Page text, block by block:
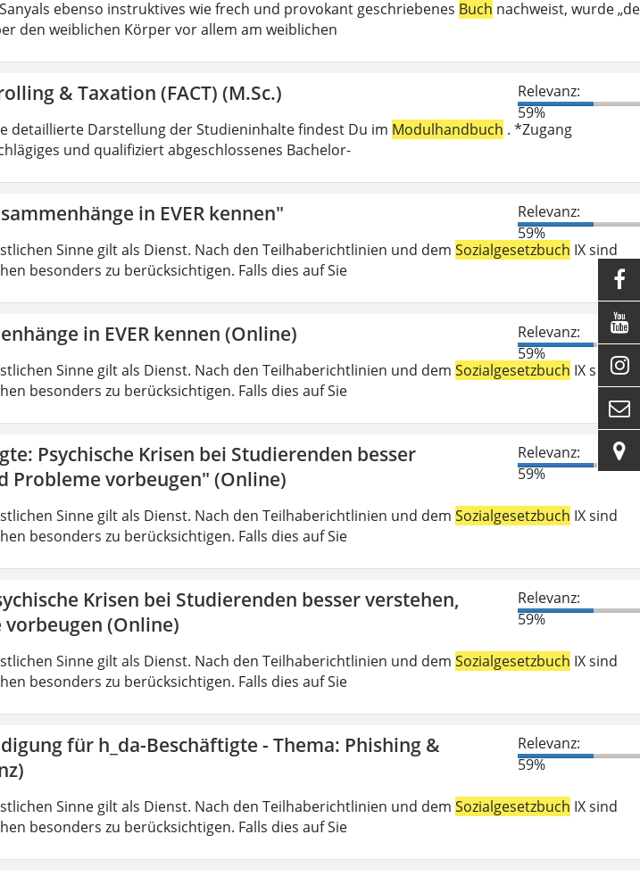
ebenso instruktives wie frech und provokant geschriebenes Buch nachweist, wurde
den weiblichen Körper vor allem am weiblichen
& Taxation (FACT) (M.Sc.)
Relevanz:
59%
detaillierte Darstellung der Studieninhalte findest Du im Modulhandbuch . *Zugang
und qualifiziert abgeschlossenes Bachelor-
in EVER kennen"
Relevanz:
59%
Sinne gilt als Dienst. Nach den Teilhaberichtlinien und dem Sozialgesetzbuch IX sind
besonders zu berücksichtigen. Falls dies auf Sie
in EVER kennen (Online)
Relevanz:
59%
Sinne gilt als Dienst. Nach den Teilhaberichtlinien und dem Sozialgesetzbuch IX sind
besonders zu berücksichtigen. Falls dies auf Sie
Psychische Krisen bei Studierenden besser
Probleme vorbeugen" (Online)
Relevanz:
59%
Sinne gilt als Dienst. Nach den Teilhaberichtlinien und dem Sozialgesetzbuch IX sind
besonders zu berücksichtigen. Falls dies auf Sie
Krisen bei Studierenden besser verstehen,
(Online)
Relevanz:
59%
Sinne gilt als Dienst. Nach den Teilhaberichtlinien und dem Sozialgesetzbuch IX sind
besonders zu berücksichtigen. Falls dies auf Sie
für h_da-Beschäftigte - Thema: Phishing &
Relevanz:
59%
Sinne gilt als Dienst. Nach den Teilhaberichtlinien und dem Sozialgesetzbuch IX sind
besonders zu berücksichtigen. Falls dies auf Sie




